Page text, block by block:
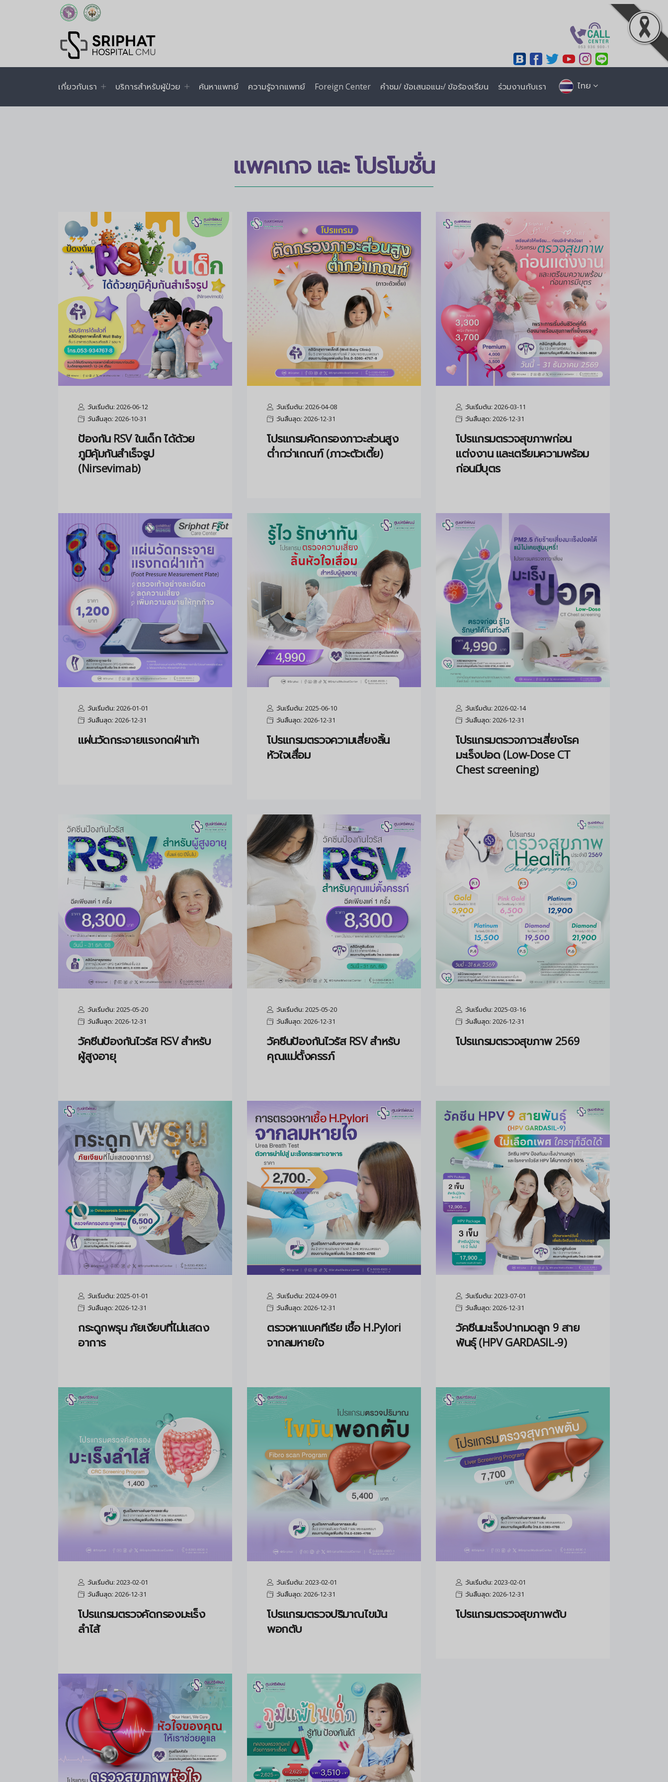
เกี่ยวกับเรา บริการสำหรับผู้ป่วย ค้นหาแพทย์ ความรู้จากแพทย์ Foreign Center คำชม/ ข้อเสนอแนะ/ ข้อร้องเรียน ร่วมงานกับเรา ไทย
แพคเกจ และ โปรโมชั่น
วันเริ่มต้น: 2026-06-12
วันสิ้นสุด: 2026-10-31
ป้องกัน RSV ในเด็ก ได้ด้วย
ภูมิคุ้มกันสำเร็จรูป
(Nirsevimab)
วันเริ่มต้น: 2026-04-08
วันสิ้นสุด: 2026-12-31
โปรแกรมคัดกรองภาวะส่วนสูง
ต่ำกว่าเกณฑ์ (ภาวะตัวเตี้ย)
วันเริ่มต้น: 2026-03-11
วันสิ้นสุด: 2026-12-31
โปรแกรมตรวจสุขภาพก่อน
แต่งงาน และเตรียมความพร้อม
ก่อนมีบุตร
วันเริ่มต้น: 2026-01-01
วันสิ้นสุด: 2026-12-31
แผ่นวัดกระจายแรงกดฝ่าเท้า
วันเริ่มต้น: 2025-06-10
วันสิ้นสุด: 2026-12-31
โปรแกรมตรวจความเสี่ยงลิ้น
หัวใจเสื่อม
วันเริ่มต้น: 2026-02-14
วันสิ้นสุด: 2026-12-31
โปรแกรมตรวจภาวะเสี่ยงโรค
มะเร็งปอด (Low-Dose CT
Chest screening)
วันเริ่มต้น: 2025-05-20
วันสิ้นสุด: 2026-12-31
วัคซีนป้องกันไวรัส RSV สำหรับ
ผู้สูงอายุ
วันเริ่มต้น: 2025-05-20
วันสิ้นสุด: 2026-12-31
วัคซีนป้องกันไวรัส RSV สำหรับ
คุณแม่ตั้งครรภ์
วันเริ่มต้น: 2025-03-16
วันสิ้นสุด: 2026-12-31
โปรแกรมตรวจสุขภาพ 2569
วันเริ่มต้น: 2025-01-01
วันสิ้นสุด: 2026-12-31
กระดูกพรุน ภัยเงียบที่ไม่แสดง
อาการ
วันเริ่มต้น: 2024-09-01
วันสิ้นสุด: 2026-12-31
ตรวจหาแบคทีเรีย เชื้อ H.Pylori
จากลมหายใจ
วันเริ่มต้น: 2023-07-01
วันสิ้นสุด: 2026-12-31
วัคซีนมะเร็งปากมดลูก 9 สาย
พันธุ์ (HPV GARDASIL-9)
วันเริ่มต้น: 2023-02-01
วันสิ้นสุด: 2026-12-31
โปรแกรมตรวจคัดกรองมะเร็ง
ลำไส้
วันเริ่มต้น: 2023-02-01
วันสิ้นสุด: 2026-12-31
โปรแกรมตรวจปริมาณไขมัน
พอกตับ
วันเริ่มต้น: 2023-02-01
วันสิ้นสุด: 2026-12-31
โปรแกรมตรวจสุขภาพตับ